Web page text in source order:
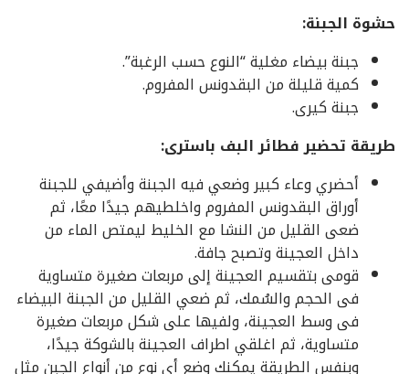
حشوة الجبنة:
جبنة بيضاء مغلية “النوع حسب الرغبة”.
كمية قليلة من البقدونس المفروم.
جبنة كيرى.
طريقة تحضير فطائر البف باسترى:
أحضري وعاء كبير وضعي فيه الجبنة وأضيفي للجبنة
أوراق البقدونس المفروم واخلطيهم جيدًا معًا، ثم
ضعى القليل من النشا مع الخليط ليمتص الماء من
داخل العجينة وتصبح جافة.
قومى بتقسيم العجينة إلى مربعات صغيرة متساوية
فى الحجم والسُمك، ثم ضعي القليل من الجبنة البيضاء
فى وسط العجينة، ولفيها على شكل مربعات صغيرة
متساوية، ثم اغلقي اطراف العجينة بالشوكة جيدًا،
وبنفس الطريقة يمكنك وضع أى نوع من أنواع الجبن مثل